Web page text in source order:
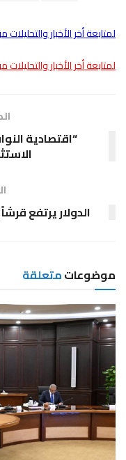
لمتابعة أخر الأخبار
لمتابعة أخر الأخبار
“اقتصادية
الدولار يرتفع قرشاً
موضوعاتمتعلقة